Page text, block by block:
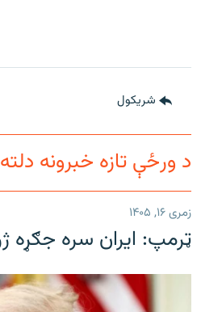
شريکول
د ورځې تازه خبرونه
زمری ۱۶, ۱۴۰۵
ټرمپ: ایران سره جګړه